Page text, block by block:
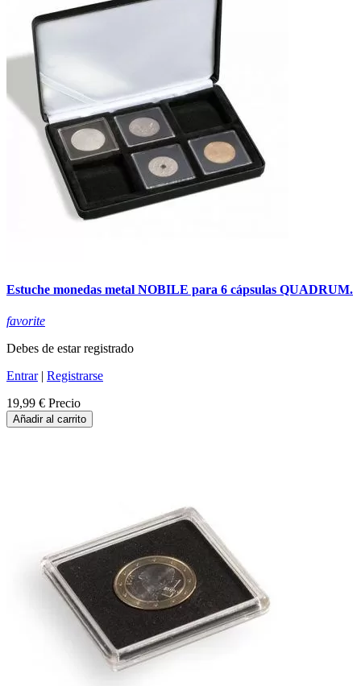
Estuche monedas metal NOBILE para 6 cápsulas QUADRUM.
favorite
Debes de estar registrado
Entrar| Registrarse
19,99 € Precio
Añadir al carrito